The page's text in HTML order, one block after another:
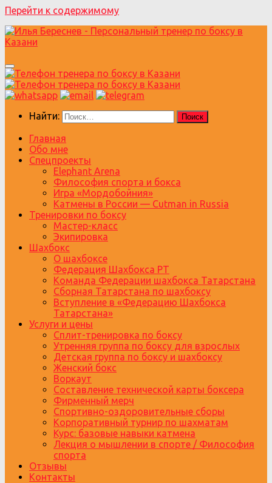
Перейти к содержимому
Найти:
Главная
Обо мне
Спецпроекты
Elephant Arena
Философия спорта и бокса
Игра «Мордобойния»
Катмены в России — Cutman in Russia
Тренировки по боксу
Мастер-класс
Экипировка
Шахбокс
О шахбоксе
Федерация Шахбокса РТ
Команда Федерации шахбокса Татарстана
Сборная Татарстана по шахбоксу
Вступление в «Федерацию Шахбокса
Татарстана»
Услуги и цены
Сплит-тренировка по боксу
Утренняя группа по боксу для взрослых
Детская группа по боксу и шахбоксу
Женский бокс
Воркаут
Составление технической карты боксера
Фирменный мерч
Спортивно-оздоровительные сборы
Корпоративный турнир по шахматам
Курс: базовые навыки катмена
Лекция о мышлении в спорте / Философия
спорта
Отзывы
Контакты